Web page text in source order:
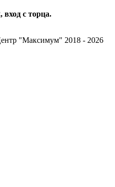
вход с торца.
"Максимум" 2018 - 2026